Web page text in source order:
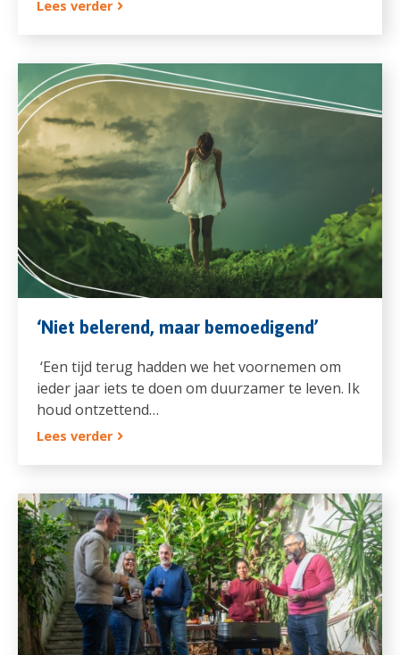
Lees verder
‘Niet belerend, maar bemoedigend’
‘Een tijd terug hadden we het voornemen om
ieder jaar iets te doen om duurzamer te leven. Ik
houd ontzettend…
Lees verder